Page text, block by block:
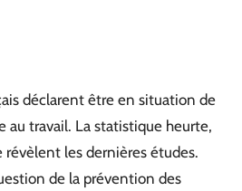
déclarent être en situation de
au travail. La statistique heurte,
révèlent les dernières études.
de la prévention des